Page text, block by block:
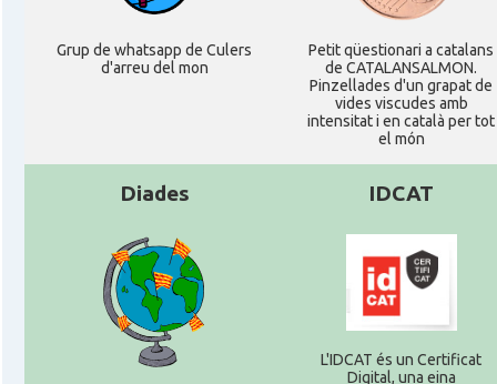
Grup de whatsapp de Culers
d'arreu del mon
Petit qüestionari a catalans
de CATALANSALMON.
Pinzellades d'un grapat de
vides viscudes amb
intensitat i en català per tot
el món
Diades IDCAT
L'IDCAT és un Certificat
Digital, una eina